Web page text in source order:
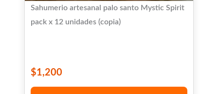
Sahumerio artesanal palo santo Mystic Spirit
pack x 12 unidades (copia)
$1,200